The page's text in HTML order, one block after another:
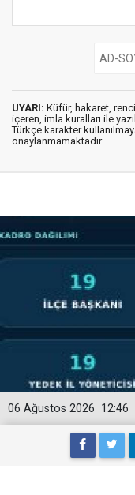
UYARI: Küfür, hakaret,
içeren, imla kuralları ile
Türkçe karakter
onaylanmamaktadır.
12:46
06 Ağustos 2026